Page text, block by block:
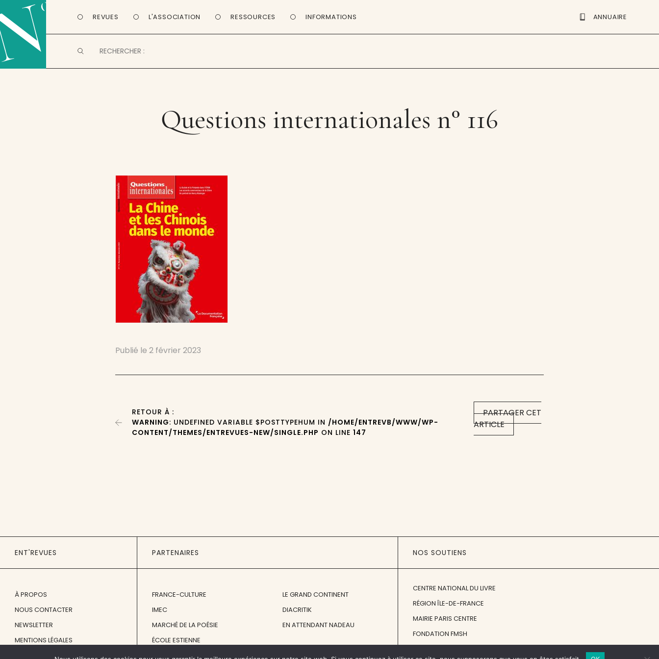
REVUES L'ASSOCIATION RESSOURCES INFORMATIONS ANNUAIRE
Questions internationales n° 116
Publié le2 février 2023
PARTAGER CET
ARTICLE
RETOUR À :
WARNING: UNDEFINED VARIABLE $POSTTYPEHUM IN /HOME/ENTREVB/WWW/WP-
CONTENT/THEMES/ENTREVUES-NEW/SINGLE.PHP ON LINE147
ENT'REVUES
À PROPOS
NOUS CONTACTER
NEWSLETTER
MENTIONS LÉGALES
PARTENAIRES
FRANCE-CULTURE
IMEC
MARCHÉ DE LA POÉSIE
ÉCOLE ESTIENNE
LE GRAND CONTINENT
DIACRITIK
EN ATTENDANT NADEAU
NOS SOUTIENS
CENTRE NATIONAL DU LIVRE
RÉGION ÎLE-DE-FRANCE
MAIRIE PARIS CENTRE
FONDATION FMSH